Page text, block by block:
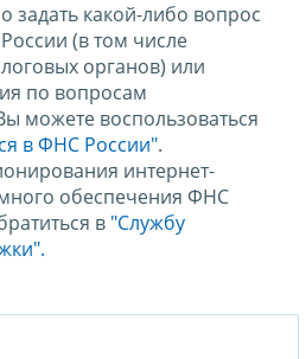
задать какой-либо вопрос
(в том числе
органов) или
по вопросам
можете воспользоваться
в ФНС России".
интернет-
обеспечения ФНС
в "Службу